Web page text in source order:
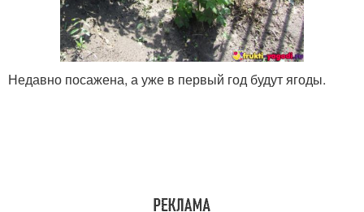
Недавно посажена, а уже в первый год будут ягоды.